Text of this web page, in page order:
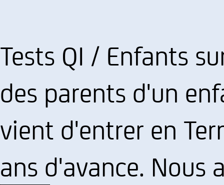
Tests QI / Enfants
des parents d'un
vient d'entrer en
ans d'avance. Nous